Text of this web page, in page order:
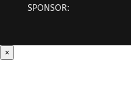
SPONSOR:
×